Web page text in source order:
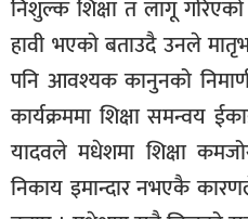
निशुल्क शिक्षा त लागू
हावी भएको बताउदै उनले
पनि आवश्यक कानुनको
कार्यक्रममा शिक्षा समन्वय
यादवले मधेशमा शिक्षा
निकाय इमान्दार नभएकै